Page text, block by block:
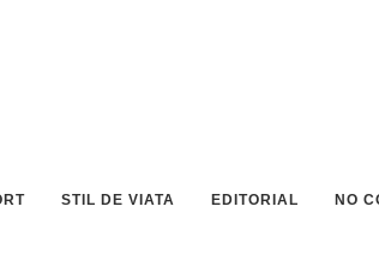
STIL DE VIATA EDITORIAL NO